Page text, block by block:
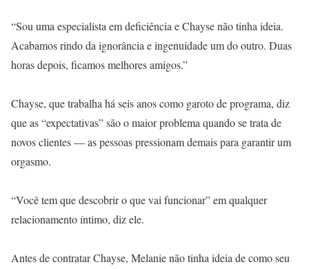
“Sou uma especialista em deficiência e Chayse não tinha ideia.
Acabamos rindo da ignorância e ingenuidade um do outro. Duas
horas depois, ficamos melhores amigos.”
Chayse, que trabalha há seis anos como garoto de programa, diz
que as “expectativas” são o maior problema quando se trata de
novos clientes — as pessoas pressionam demais para garantir um
orgasmo.
“Você tem que descobrir o que vai funcionar” em qualquer
relacionamento íntimo, diz ele.
Antes de contratar Chayse, Melanie não tinha ideia de como seu